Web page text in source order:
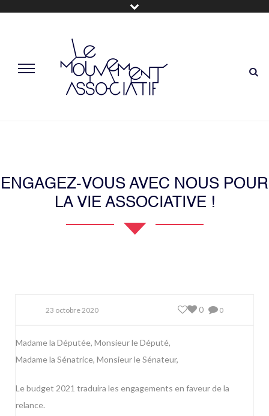
ENGAGEZ-VOUS AVEC NOUS POUR
LA VIE ASSOCIATIVE !
23 octobre 2020 0
0
Madame la Députée, Monsieur le Député,
Madame la Sénatrice, Monsieur le Sénateur,
Le budget 2021 traduira les engagements en faveur de la
relance.